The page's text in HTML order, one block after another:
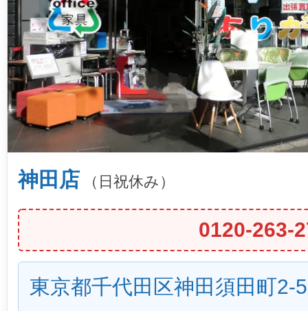
神田店 （日祝休み）
0120-263-
東京都千代田区神田須田町2-